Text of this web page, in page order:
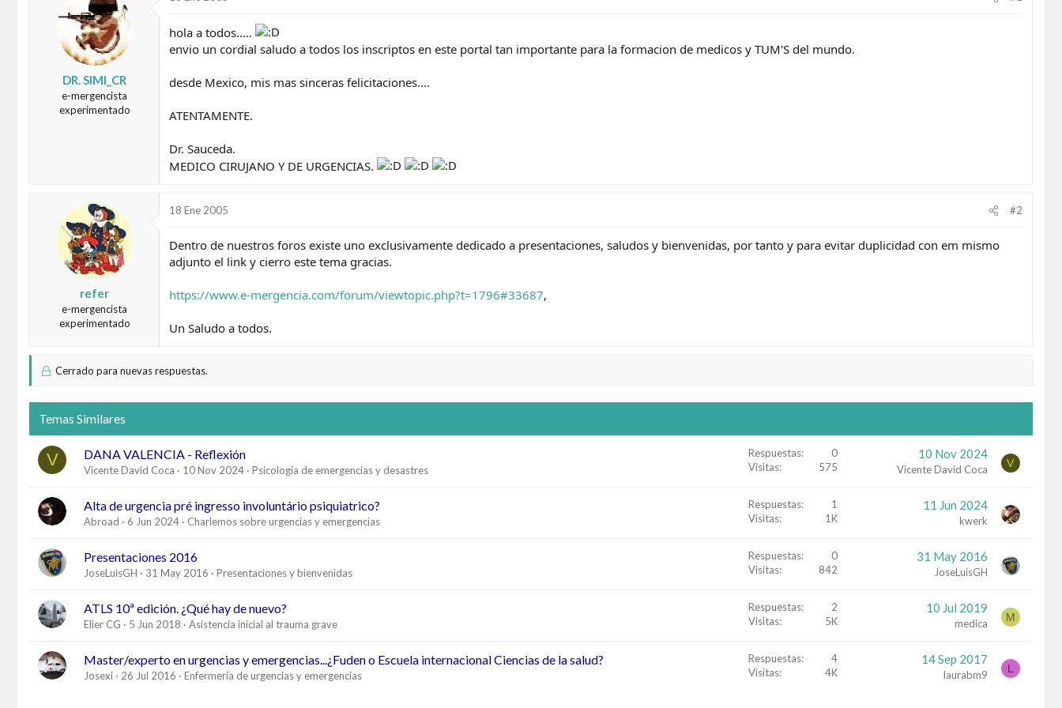
e
i
n
i
o
DR. SIMI_CR
e-mergencista
experimentado
hola a todos.....
envio un cordial saludo a todos los inscriptos en este portal tan importante para la formacion de medicos y TUM'S del mundo.
desde Mexico, mis mas sinceras felicitaciones....
ATENTAMENTE.
Dr. Sauceda.
MEDICO CIRUJANO Y DE URGENCIAS.
refer
e-mergencista
experimentado
18 Ene 2005 #2
Dentro de nuestros foros existe uno exclusivamente dedicado a presentaciones, saludos y bienvenidas, por tanto y para evitar duplicidad con em mismo
adjunto el link y cierro este tema gracias.
https://www.e-mergencia.com/forum/viewtopic.php?t=1796#33687,
Un Saludo a todos.
Cerrado para nuevas respuestas.
Temas Similares
V DANA VALENCIA - Reflexión
Vicente David Coca 10 Nov 2024 Psicología de emergencias y desastres
Respuestas
0
Visitas
575
10 Nov 2024
Vicente David Coca V
Alta de urgencia pré ingresso involuntário psiquiatrico?
Abroad 6 Jun 2024 Charlemos sobre urgencias y emergencias
Respuestas
1
Visitas
1K
11 Jun 2024
kwerk
Presentaciones 2016
JoseLuisGH 31 May 2016 Presentaciones y bienvenidas
Respuestas
0
Visitas
842
31 May 2016
JoseLuisGH
ATLS 10ª edición. ¿Qué hay de nuevo?
Elier CG 5 Jun 2018 Asistencia inicial al trauma grave
Respuestas
2
Visitas
5K
10 Jul 2019
medica M
Master/experto en urgencias y emergencias...¿Fuden o Escuela internacional Ciencias de la salud?
Josexi 26 Jul 2016 Enfermería de urgencias y emergencias
Respuestas
4
Visitas
4K
14 Sep 2017
laurabm9 L